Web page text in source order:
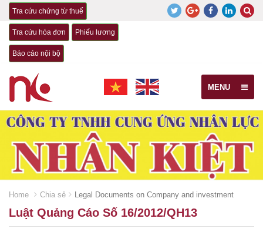
Tra cứu chứng từ thuế
Tra cứu hóa đơn Phiếu lương
Báo cáo nội bộ
MENU
Home Chia sẻ Legal Documents on Company and investment
Luật Quảng Cáo Số 16/2012/QH13